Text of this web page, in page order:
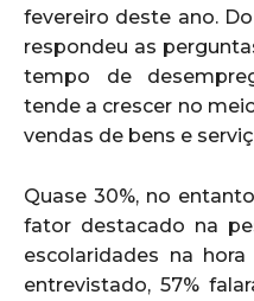
fevereiro deste ano.
respondeu as
tempo de
tende a crescer no
vendas de bens e
Quase 30%, no
fator destacado na
escolaridades na
entrevistado, 57%